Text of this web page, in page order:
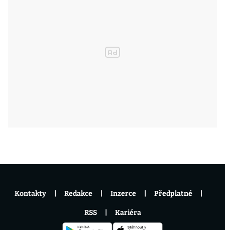
Kontakty Redakce Inzerce Předplatné
RSS Kariéra